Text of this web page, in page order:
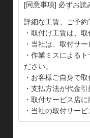
[同意事項] 必ずお読
詳細な工賃、ご予約
・取付け工賃は、
・当社は、取付サ
・作業ミスによる
ださい。
・お客様ご自身で
・支払方法が代金
・取付サービス店
・当社の取付サー